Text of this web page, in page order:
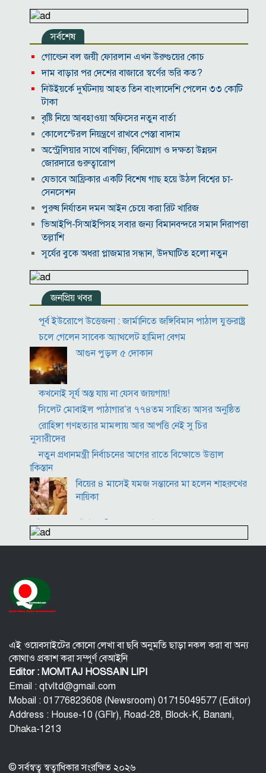
সর্বশেষ
গোল্ডেন বল জয়ী ফোরলান এখন উরুগুয়ের কোচ
দাম বাড়ার পর দেশের বাজারে স্বর্ণের ভরি কত?
নিউইয়র্কে দুর্ঘটনায় আহত তিন বাংলাদেশি পেলেন ৩৩ কোটি
টাকা
বৃষ্টি নিয়ে আবহাওয়া অফিসের নতুন বার্তা
কোলেস্টেরল নিয়ন্ত্রণে রাখবে পেস্তা বাদাম
অস্ট্রেলিয়ার সাথে বাণিজ্য, বিনিয়োগ ও দক্ষতা উন্নয়ন
জোরদারে গুরুত্বারোপ
যেভাবে আফ্রিকার একটি বিশেষ গাছ হয়ে উঠল বিশ্বের চা-
সেনসেশন
পুরুষ নির্যাতন দমন আইন চেয়ে করা রিট খারিজ
ভিআইপি-সিআইপিসহ সবার জন্য বিমানবন্দরে সমান নিরাপত্তা
তল্লাশি
সূর্যের বুকে অধরা প্লাজমার সন্ধান, উদ্ঘাটিত হলো নতুন
উপমহাদেশের প্রভাবশালী ১০ সুফি সাধক
প্রতারণা মামলায় সালমান খানকে আদালতে তলব
কোটি টাকার মৃত্যু ভাতার লোভে সেনাদের বিয়ে, সামনে
এলো চাঞ্চল্যকর অভিযোগ
হিরোশিমা-নাগাসাকি হামলার ৮১ বছর: বর্তমান বিশ্বে
পারমাণবিক পরিস্থিতি কি?
বাংলাদেশি টাকায় আজকের মুদ্রা বিনিময় হার
জনপ্রিয় খবর
পূর্ব ইউরোপে উত্তেজনা : জার্মানিতে জঙ্গিবিমান পাঠাল যুক্তরাষ্ট্র
চলে গেলেন সাবেক অ্যাথলেট হামিদা বেগম
আগুন পুড়ল ৫ দোকান
কখনোই সূর্য অস্ত যায় না যেসব জায়গায়!
সিলেট মোবাইল পাঠাগার’র ৭৭৪তম সাহিত্য আসর অনুষ্ঠিত
রোহিঙ্গা গণহত্যার মামলায় আর আপত্তি নেই সু চির
অনুসারীদের
নতুন প্রধানমন্ত্রী নির্বাচনের আগের রাতে বিক্ষোভে উত্তাল
পাকিস্তান
বিয়ের ৪ মাসেই যমজ সন্তানের মা হলেন শাহরুখের
নায়িকা
ইংল্যান্ডের টেস্ট অধিনায়ক বেন স্টোকস
পুরুষরা সকালে উঠে এই ৫ ভুল করবেন না! শরীর বিগড়ে যাবে
এই ওয়েবসাইটের কোনো লেখা বা ছবি অনুমতি ছাড়া নকল করা বা অন্য
কোথাও প্রকাশ করা সম্পূর্ণ বেআইনি
Editor : MOMTAJ HOSSAIN LIPI
Email : qtvltd@gmail.com
Mobail : 01776823608 (Newsroom) 01715049577 (Editor)
Address : House-10 (GFlr), Road-28, Block-K, Banani,
Dhaka-1213
© সর্বস্বত্ব স্বত্বাধিকার সংরক্ষিত ২০২৬